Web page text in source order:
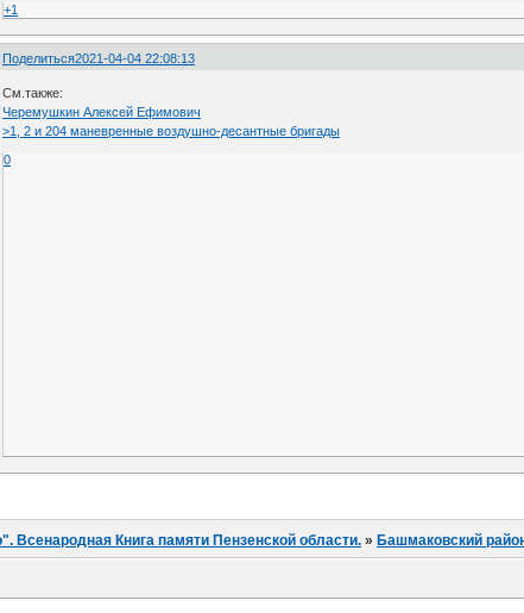
+1
Поделиться2021-04-04 22:08:13
См.также:
Черемушкин Алексей Ефимович
>1, 2 и 204 маневренные воздушно-десантные бригады
0
Всенародная Книга памяти Пензенской области. »Башмаковский